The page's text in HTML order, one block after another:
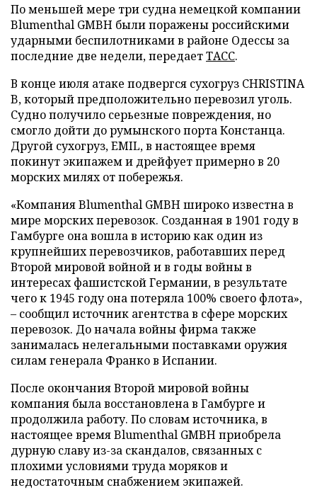
По меньшей мере три судна немецкой компании
Blumenthal GMBH были поражены российскими
ударными беспилотниками в районе Одессы за
последние две недели, передаетТАСС.
В конце июля атаке подвергся сухогруз CHRISTINA
B, который предположительно перевозил уголь.
Судно получило серьезные повреждения, но
смогло дойти до румынского порта Констанца.
Другой сухогруз, EMIL, в настоящее время
покинут экипажем и дрейфует примерно в 20
морских милях от побережья.
«Компания Blumenthal GMBH широко известна в
мире морских перевозок. Созданная в 1901 году в
Гамбурге она вошла в историю как один из
крупнейших перевозчиков, работавших перед
Второй мировой войной и в годы войны в
интересах фашистской Германии, в результате
чего к 1945 году она потеряла 100% своего флота»,
– сообщил источник агентства в сфере морских
перевозок. До начала войны фирма также
занималась нелегальными поставками оружия
силам генерала Франко в Испании.
После окончания Второй мировой войны
компания была восстановлена в Гамбурге и
продолжила работу. По словам источника, в
настоящее время Blumenthal GMBH приобрела
дурную славу из-за скандалов, связанных с
плохими условиями труда моряков и
недостаточным снабжением экипажей.